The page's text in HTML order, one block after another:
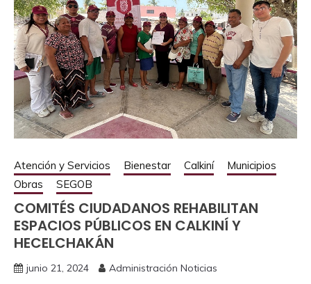
Atención y Servicios Bienestar Calkiní
Municipios
Obras
SEGOB
COMITÉS CIUDADANOS REHABILITAN
ESPACIOS PÚBLICOS EN CALKINÍ Y
HECELCHAKÁN
junio 21, 2024 Administración Noticias